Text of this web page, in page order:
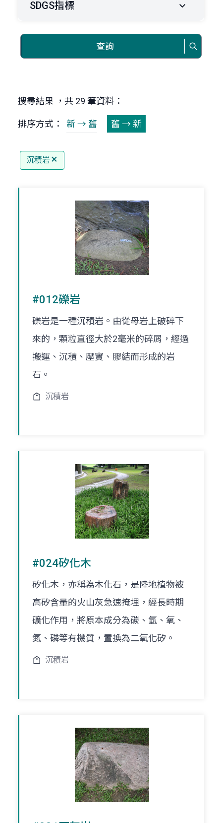
SDGS指標
查詢
搜尋結果 ，共 29 筆資料：
排序方式： 新 → 舊 舊 → 新
沉積岩
#012礫岩
礫岩是一種沉積岩。由從母岩上破碎下
來的，顆粒直徑大於2毫米的碎屑，經過
搬運、沉積、壓實、膠結而形成的岩
石。
沉積岩
#024矽化木
矽化木，亦稱為木化石，是陸地植物被
高矽含量的火山灰急速掩埋，經長時期
礦化作用，將原本成分為碳、氫、氧、
氮、磷等有機質，置換為二氧化矽。
沉積岩